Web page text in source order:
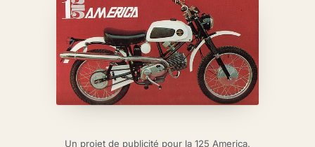
Un projet de publicité pour la 125 America.